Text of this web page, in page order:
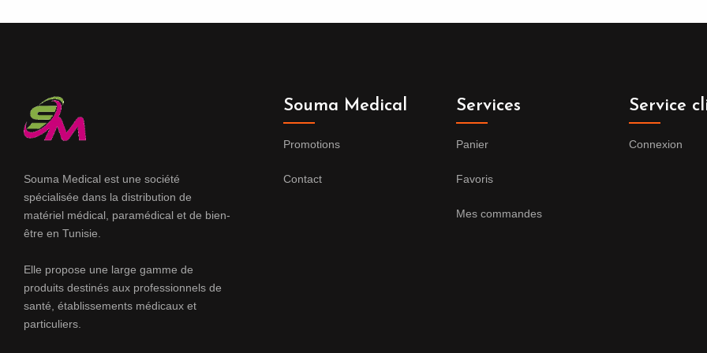
Souma Medical est une société
spécialisée dans la distribution de
matériel médical, paramédical et de bien-
être en Tunisie.
Elle propose une large gamme de
produits destinés aux professionnels de
santé, établissements médicaux et
particuliers.
Souma Medical
Promotions
Contact
Services
Panier
Favoris
Mes commandes
Service
Connexion